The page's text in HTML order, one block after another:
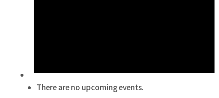
There are no upcoming events.